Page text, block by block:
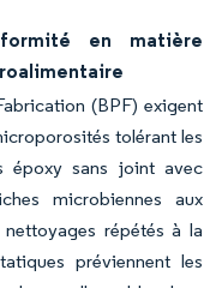
en matière
(BPF) exigent
tolérant les
époxy sans joint avec
microbiennes aux
répétés à la
préviennent les